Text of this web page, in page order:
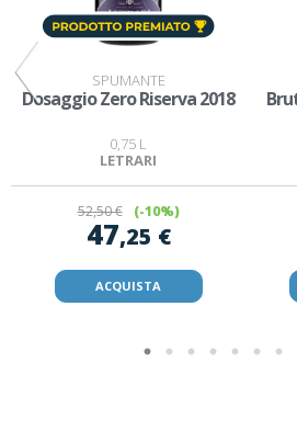
SPUMANTE
Dosaggio Zero Riserva 2018
0,75 L
LETRARI
52,50 € (-10%)
47,25 €
ACQUISTA